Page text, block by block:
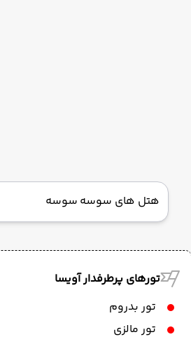
هتل های سوسه سوسه
تورهای پرطرفدار آویسا
تور بدروم
تور مالزی